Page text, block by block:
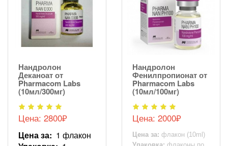
Нандролон
Деканоат от
Pharmacom Labs
(10мл/300мг)
Цена: 2800₽
Цена за: 1 флакон
Нандролон
Фенилпропионат от
Pharmacom Labs
(10мл/100мг)
Цена: 2000₽
Цена за: флакон (10ml)